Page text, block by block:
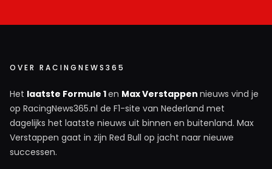
OVER RACINGNEWS365
Het laatste Formule 1en Max Verstappen nieuws vind je
op RacingNews365.nl de F1-site van Nederland met
dagelijks het laatste nieuws uit binnen en buitenland. Max
Verstappen gaat in zijn Red Bull op jacht naar nieuwe
successen.